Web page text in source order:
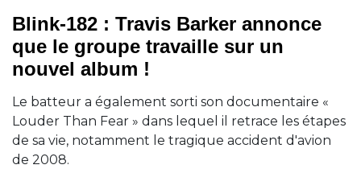
Blink-182 : Travis Barker annonce
que le groupe travaille sur un
nouvel album !
Le batteur a également sorti son documentaire «
Louder Than Fear » dans lequel il retrace les étapes
de sa vie, notamment le tragique accident d'avion
de 2008.